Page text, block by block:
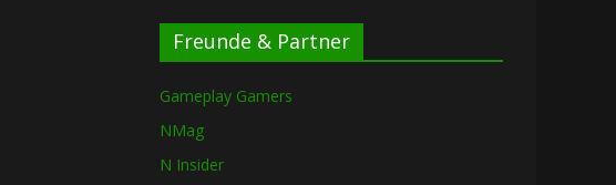
Freunde & Partner
Gameplay Gamers
NMag
N Insider